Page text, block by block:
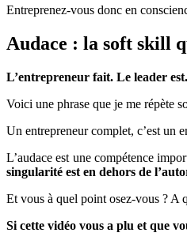
Entreprenez-vous donc en
Audace : la soft skill
L’entrepreneur fait. Le leader
Voici une phrase que je me répète
Un entrepreneur complet, c’est un
L’audace est une compétence
singularité est en dehors de
Et vous à quel point osez-vous ? A
Si cette vidéo vous a plu et que